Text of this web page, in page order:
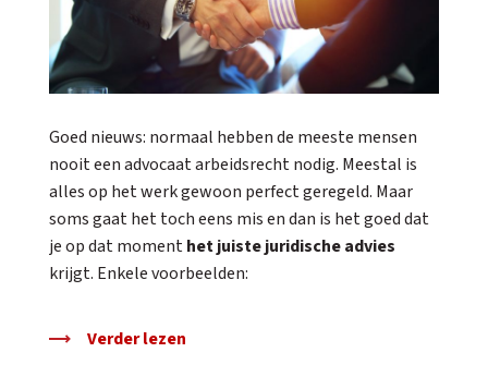
Goed nieuws: normaal hebben de meeste mensen
nooit een advocaat arbeidsrecht nodig. Meestal is
alles op het werk gewoon perfect geregeld. Maar
soms gaat het toch eens mis en dan is het goed dat
je op dat momenthet juiste juridische advies
krijgt. Enkele voorbeelden:
Verder lezen